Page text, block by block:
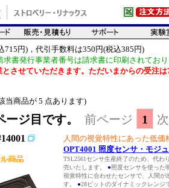
円)，代引手数料は350円(税込385円)
書発行事業者番号は請求書に印刷されており
させていただきます。ただいまからの受注
商品が 5 点あります)
ージ目です。 前ページ 1
人間の視覚特性にあった低価
OPT4001 照度センサ・モジ
TSL2561センサ生産終了のため、代わ
売いたします。 ●照度センサを使った
視覚特性に合わせたセンサで、人間が
す。 ●28ビットのダイナミックレンジ